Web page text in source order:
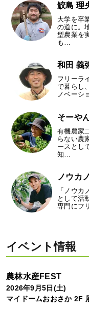
鮫島 理
大学を卒
の道に。
型農業を
も…
和田 義
フリーラ
で暮らし
ノベーシ
そーや
有機農家
らない農
ースとし
知…
ノウカ
「ノウ
として活
専門にフ
イベント情報
農林水産FEST
2026年9月5日(土)
マイドームおおさか 2F